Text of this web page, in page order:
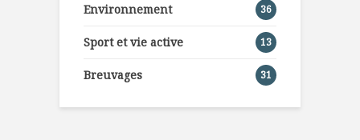
Environnement 36
Sport et vie active 13
Breuvages 31